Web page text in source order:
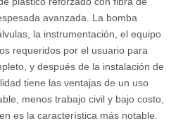
avanzada. La bomba
la instrumentación, el equipo
requeridos por el usuario para
y después de la instalación de
tiene las ventajas de un uso
menos trabajo civil y bajo costo,
es la característica más notable.